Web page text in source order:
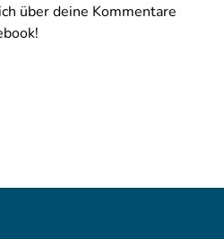
über deine Kommentare